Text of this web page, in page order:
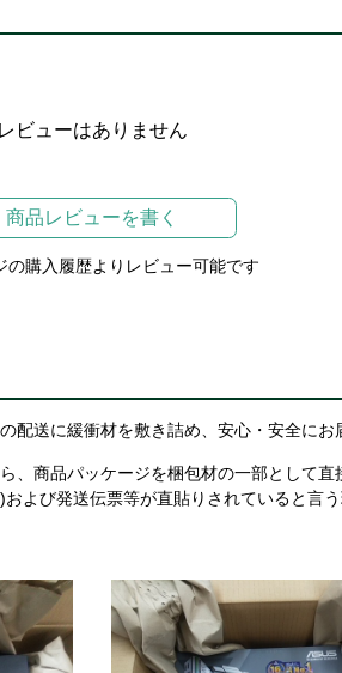
レビューはありません
商品レビューを書く
の購入履歴よりレビュー可能です
送に緩衝材を敷き詰め、安心・安全にお
商品パッケージを梱包材の一部として
よび発送伝票等が直貼りされていると言